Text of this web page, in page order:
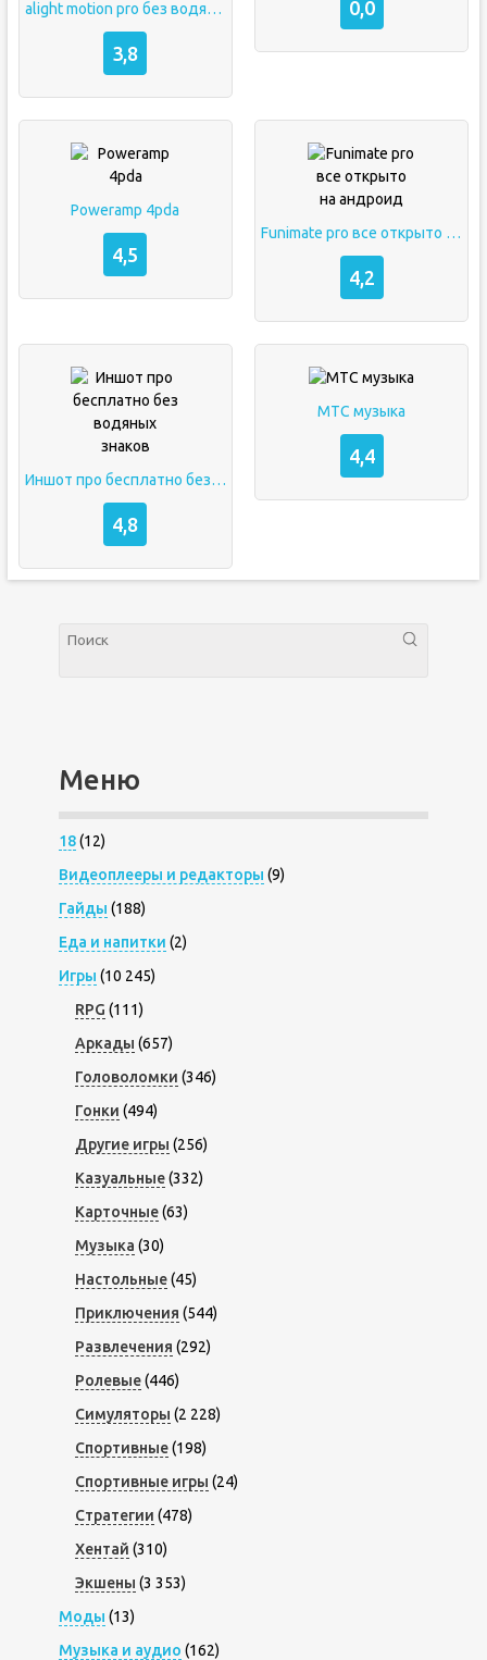
alight motion pro без водяного бесплатно
3,8
0,0
Poweramp 4pda
4,5
Funimate pro все открыто на андроид
4,2
Иншот про бесплатно без водяных знаков
4,8
МТС музыка
4,4
Меню
18(12)
Видеоплееры и редакторы (9)
Гайды (188)
Еда и напитки (2)
Игры (10 245)
RPG (111)
Аркады (657)
Головоломки (346)
Гонки (494)
Другие игры (256)
Казуальные(332)
Карточные(63)
Музыка (30)
Настольные(45)
Приключения (544)
Развлечения (292)
Ролевые(446)
Симуляторы (2 228)
Спортивные(198)
Спортивные игры (24)
Стратегии (478)
Хентай (310)
Экшены (3 353)
Моды (13)
Музыка и аудио (162)